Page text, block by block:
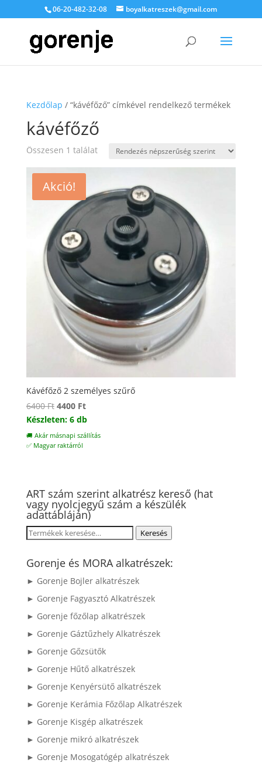
06-20-482-32-08 boyalkatreszek@gmail.com
Kezdőlap / “kávéfőző” címkével rendelkező termékek
kávéfőző
Összesen 1 találat
Akció!
Kávéfőző 2 személyes szűrő
6400Ft Original
price
was:
6400 Ft.
4400 FtCurrent
price
is:
Készleten: 6 db
🚚 Akár másnapi szállítás
✅ Magyar raktárról
ART szám szerint alkatrész kereső (hat
vagy nyolcjegyű szám a készülék
adattábláján)
Keresés
következőre:
Keresés
Gorenje és MORA alkatrészek:
► Gorenje Bojler alkatrészek
► Gorenje Fagyasztó Alkatrészek
► Gorenje főzőlap alkatrészek
► Gorenje Gáztűzhely Alkatrészek
► Gorenje Gőzsütők
► Gorenje Hűtő alkatrészek
► Gorenje Kenyérsütő alkatrészek
► Gorenje Kerámia Főzőlap Alkatrészek
► Gorenje Kisgép alkatrészek
► Gorenje mikró alkatrészek
► Gorenje Mosogatógép alkatrészek